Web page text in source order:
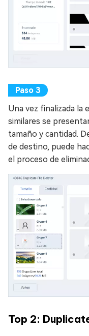
Una vez finalizada la
similares se
tamaño y cantidad.
de destino, puede
el proceso de
Top 2: